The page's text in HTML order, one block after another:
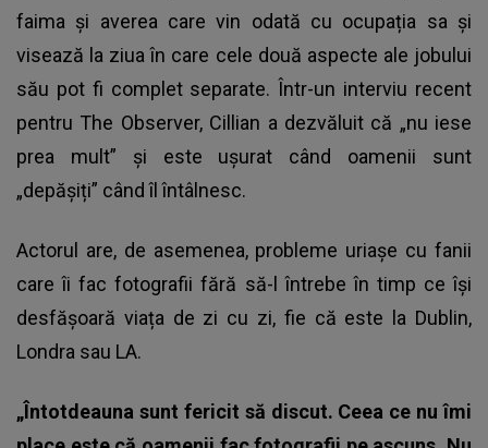
faima și averea care vin odată cu ocupația sa și
visează la ziua în care cele două aspecte ale jobului
său pot fi complet separate. Într-un interviu recent
pentru The Observer, Cillian a dezvăluit că „nu iese
prea mult” și este uşurat când oamenii sunt
„depășiți” când îl întâlnesc.
Actorul are, de asemenea, probleme uriașe cu fanii
care îi fac fotografii fără să-l întrebe în timp ce își
desfășoară viața de zi cu zi, fie că este la Dublin,
Londra sau LA.
„Întotdeauna sunt fericit să discut. Ceea ce nu îmi